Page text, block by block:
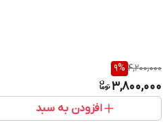
4,200,000
9%
3,800,000
افزودن به سبد